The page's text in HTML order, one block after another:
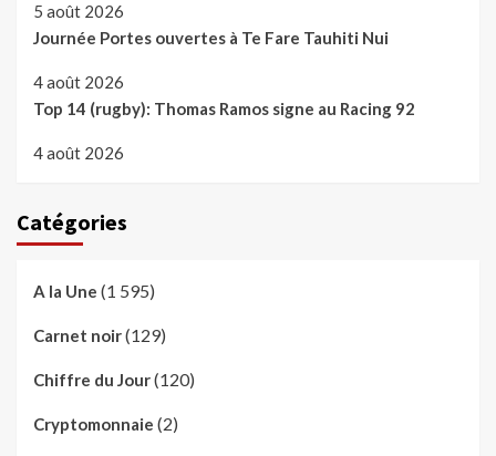
5 août 2026
Journée Portes ouvertes à Te Fare Tauhiti Nui
4 août 2026
Top 14 (rugby): Thomas Ramos signe au Racing 92
4 août 2026
Catégories
A la Une (1 595)
Carnet noir(129)
Chiffre du Jour(120)
Cryptomonnaie (2)